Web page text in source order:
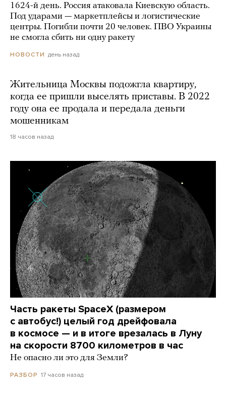
1624-й день. Россия атаковала Киевскую область.
Под ударами — маркетплейсы и логистические
центры. Погибли почти 20 человек. ПВО Украины
не смогла сбить ни одну ракету
НОВОСТИ день назад
Жительница Москвы подожгла квартиру,
когда ее пришли выселять приставы. В 2022
году она ее продала и передала деньги
мошенникам
18 часов назад
Часть ракеты SpaceX (размером
с автобус!) целый год дрейфовала
в космосе — и в итоге врезалась в Луну
на скорости 8700 километров в час
Не опасно ли это для Земли?
РАЗБОР 17 часов назад